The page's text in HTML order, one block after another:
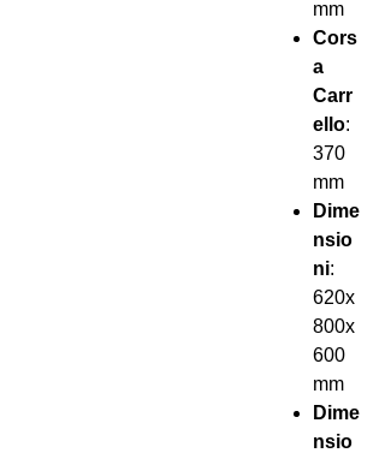
mm
Cors
a
Carr
ello:
370
mm
Dime
nsio
ni:
620x
800x
600
mm
Dime
nsio